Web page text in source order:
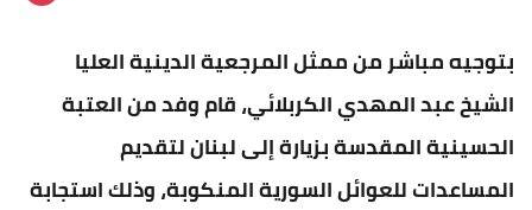
بتوجيه مباشر من ممثل المرجعية الدينية العليا
الشيخ عبد المهدي الكربلائي، قام وفد من العتبة
الحسينية المقدسة بزيارة إلى لبنان لتقديم
المساعدات للعوائل السورية المنكوبة، وذلك استجابة